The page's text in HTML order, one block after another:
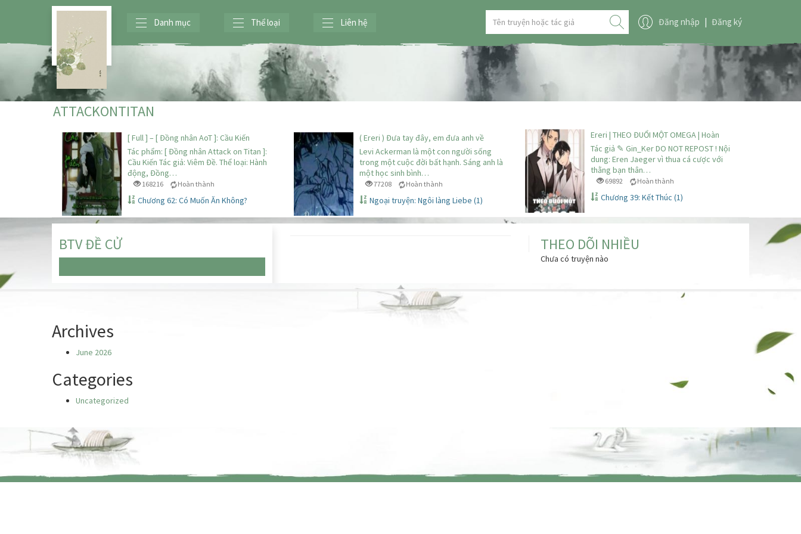
Danh mục Thể loại Liên hệ Đăng nhập | Đăng ký
ATTACKONTITAN
[ Full ] – [ Đồng nhân AoT ]: Cầu Kiến
Tác phẩm: [ Đồng nhân Attack on Titan ]:
Cầu Kiến Tác giả: Viêm Đề. Thể loại: Hành
động, Đồng…
168216 Hoàn thành
Chương 62: Có Muốn Ăn Không?
( Ereri ) Đưa tay đây, em đưa anh về
Levi Ackerman là một con người sống
trong một cuộc đời bất hạnh. Sáng anh là
một học sinh bình…
77208 Hoàn thành
Ngoại truyện: Ngôi làng Liebe (1)
Ereri | THEO ĐUỔI MỘT OMEGA | Hoàn
Tác giả ✎ Gin_Ker DO NOT REPOST ! Nội
dung: Eren Jaeger vì thua cá cược với
thằng bạn thân…
69892 Hoàn thành
Chương 39: Kết Thúc (1)
BTV ĐỀ CỬ THEO DÕI NHIỀU
Chưa có truyện nào
Archives
June 2026
Categories
Uncategorized